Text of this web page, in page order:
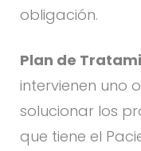
obligación.
Plan de
intervienen uno
solucionar los
que tiene el